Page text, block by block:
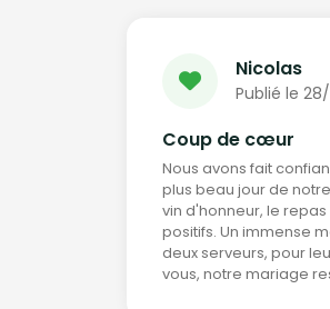
Nicolas
Publié le 28/
Coup de cœur
Nous avons fait
plus beau jour de
vin d'honneur, le
positifs. Un immense
deux serveurs, pour
vous, notre mariage